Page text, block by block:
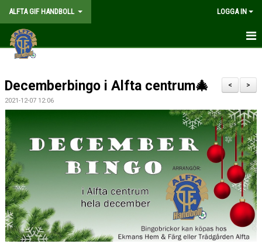
ALFTA GIF HANDBOLL LOGGA IN
HEM
FÖRENINGEN
MEDLEMSKAP
MATCHER
GÅ PÅ MATCH
KALENDER
TABELLER
WEBSHOP
>
<
Decemberbingo i Alfta centrum🎄
2021-12-07 12:06